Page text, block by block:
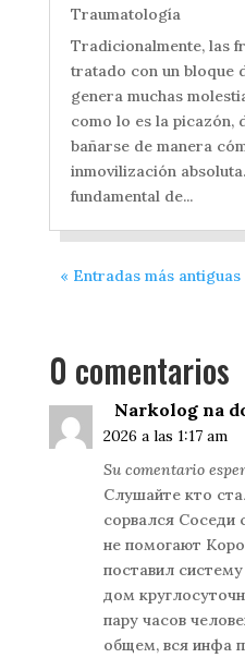
Traumatología
Tradicionalmente, las
tratado con un bloque
genera muchas
como lo es la picazón,
bañarse de manera
inmovilización
fundamental de...
« Entradas más antiguas
0 comentarios
Narkolog na
2026 a las 1:17 am
Su comentario
Слушайте кто
сорвался Соседи
не помогают
поставил
дом
пару часов
общем, вся инфа